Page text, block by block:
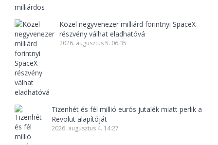
Közel negyvenezer milliárd forintnyi SpaceX-
részvény válhat eladhatóvá
2026. augusztus 5. 06:35
Tizenhét és fél millió eurós jutalék miatt perlik a
Revolut alapítóját
2026. augusztus 4. 14:27